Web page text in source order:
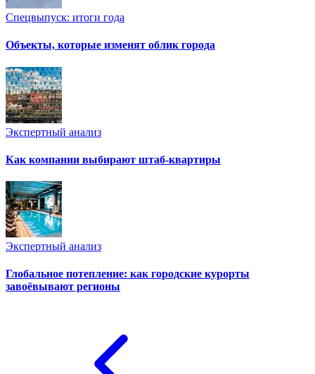
Спецвыпуск: итоги года
Объекты, которые изменят облик города
Экспертный анализ
Как компании выбирают штаб-квартиры
Экспертный анализ
Глобальное потепление: как городские курорты
завоёвывают регионы